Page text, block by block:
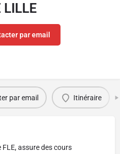
LILLE
par email
par email Itinéraire
FLE, assure des cours